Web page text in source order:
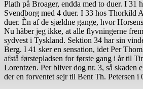
Plath på Broager, endda med to duer. I 31
Svendborg med 4 duer. I 33 hos Thorkild
duer. Èn af de sjældne gange, hvor
Nu håber jeg ikke, at alle flyvningerne
sydvest i Tyskland. Sektion 34 har sin
Berg. I 41 sker en sensation, idet Per
afstå førstepladsen for første gang i år til
Lorentzen. Per bliver dog nr. 3, så skaden
der en forventet sejr til Bent Th. Petersen i